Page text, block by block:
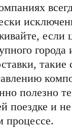
если
города
такие
полезно
поездке и
процессе.